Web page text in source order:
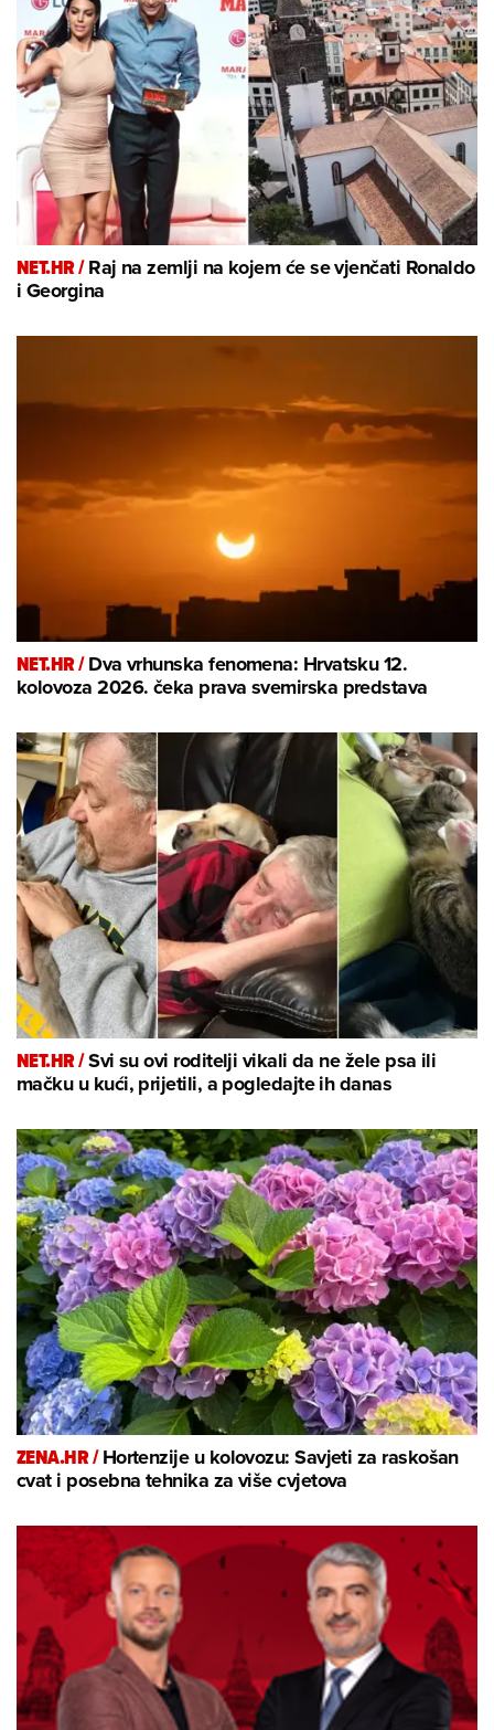
NET.HR /Raj na zemlji na kojem će se vjenčati Ronaldo
i Georgina
NET.HR /Dva vrhunska fenomena: Hrvatsku 12.
kolovoza 2026. čeka prava svemirska predstava
NET.HR /Svi su ovi roditelji vikali da ne žele psa ili
mačku u kući, prijetili, a pogledajte ih danas
ZENA.HR /Hortenzije u kolovozu: Savjeti za raskošan
cvat i posebna tehnika za više cvjetova